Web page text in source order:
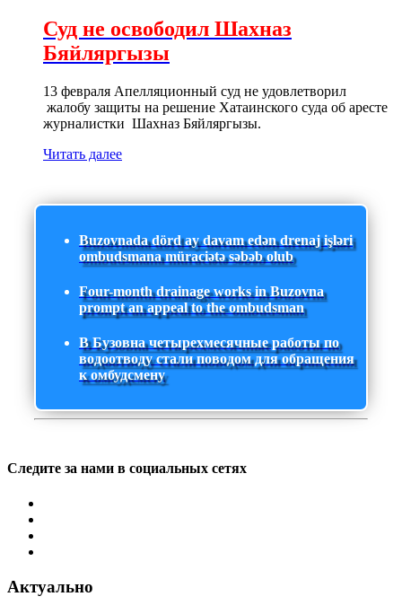
Суд не освободил Шахназ
Бяйляргызы
13 февраля Апелляционный суд не удовлетворил
жалобу защиты на решение Хатаинского суда об аресте
журналистки Шахназ Бяйляргызы.
Читать далее
Buzovnada dörd ay davam edən drenaj işləri
ombudsmana müraciətə səbəb olub
Four-month drainage works in Buzovna
prompt an appeal to the ombudsman
В Бузовна четырехмесячные работы по
водоотводу стали поводом для обращения
к омбудсмену
Следите за нами в социальных сетях
Актуально